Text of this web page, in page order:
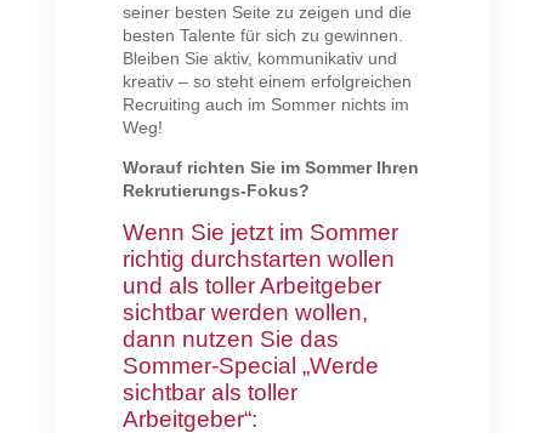
seiner besten Seite zu zeigen und die
besten Talente für sich zu gewinnen.
Bleiben Sie aktiv, kommunikativ und
kreativ – so steht einem erfolgreichen
Recruiting auch im Sommer nichts im
Weg!
Worauf richten Sie im Sommer Ihren
Rekrutierungs-Fokus?
Wenn Sie jetzt im Sommer
richtig durchstarten wollen
und als toller Arbeitgeber
sichtbar werden wollen,
dann nutzen Sie das
Sommer-Special „Werde
sichtbar als toller
Arbeitgeber“: